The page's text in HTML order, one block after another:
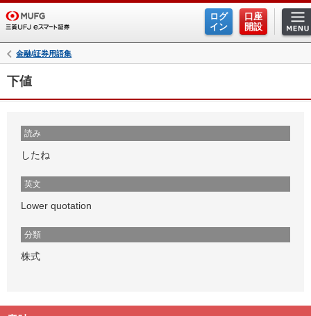
ログ
イン
口座
開設
金融/証券用語集
下値
読み
したね
英文
Lower quotation
分類
株式